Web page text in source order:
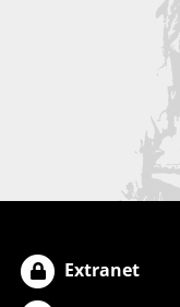
Extranet